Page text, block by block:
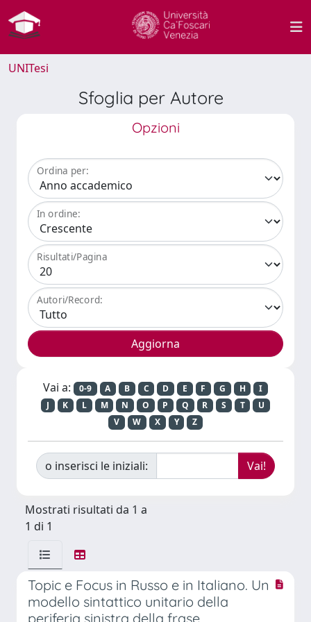
UNITesi
Sfoglia per Autore
Opzioni
Ordina per:
In ordine:
Risultati/Pagina
Autori/Record:
Vai a: 0-9 A B C D E F G H
I
J
K L M N O P Q R S T
U
V
W X Y Z
o inserisci le iniziali:
Mostrati risultati da 1 a
1 di 1
Topic e Focus in Russo e in Italiano. Un
modello sintattico unitario della
periferia sinistra della frase.